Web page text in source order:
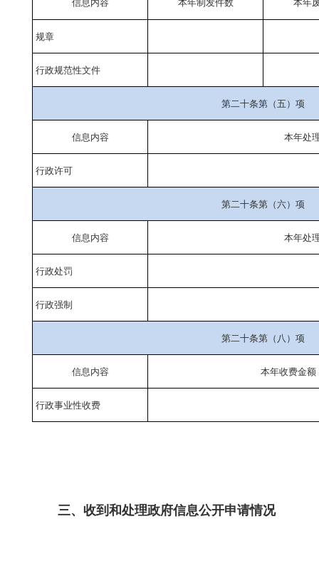
信息内容 本年制 发件数 本年
规章
行政规范性文件
第二十条第（五）项
信息内容 本年处
行政许可
第二十条第（六）项
信息内容 本年处
行政处罚
行政强制
第二十条第（八）项
信息内容 本年收费金额
行政事业性收费
三、收到和处理政府信息公开申请情况